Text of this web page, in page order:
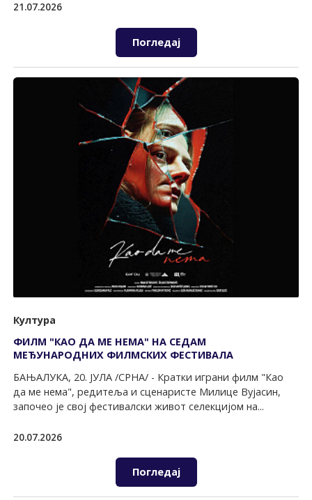
21.07.2026
Погледај
Култура
ФИЛМ "КАО ДА МЕ НЕМА" НА СЕДАМ
МЕЂУНАРОДНИХ ФИЛМСКИХ ФЕСТИВАЛА
БАЊАЛУКА, 20. ЈУЛА /СРНА/ - Кратки играни филм "Као
да ме нема", редитеља и сценаристе Милице Вујасин,
започео је свој фестивалски живот селекцијом на...
20.07.2026
Погледај